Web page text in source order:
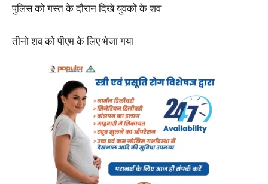
पुलिस को गस्त के दौरान दिखे युवकों के शव
तीनो शव को पीएम के लिए भेजा गया